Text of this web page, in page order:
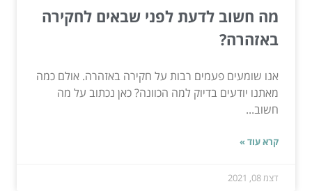
מה חשוב לדעת לפני שבאים לחקירה
באזהרה?
אנו שומעים פעמים רבות על חקירה באזהרה. אולם כמה
מאתנו יודעים בדיוק למה הכוונה? כאן נכתוב על מה
חשוב...
קרא עוד »
דצמ 08, 2021